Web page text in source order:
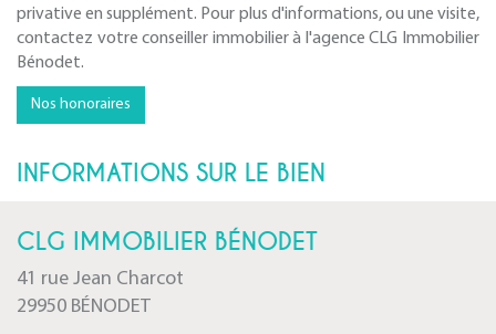
privative en supplément. Pour plus d'informations, ou une visite,
contactez votre conseiller immobilier à l'agence CLG Immobilier
Bénodet.
Nos honoraires
INFORMATIONS SUR LE BIEN
CLG IMMOBILIER BÉNODET
41 rue Jean Charcot
29950 BÉNODET